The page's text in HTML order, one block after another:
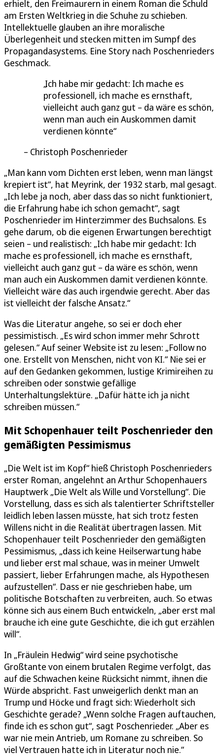
erhielt, den Freimaurern in einem Roman die Schuld
am Ersten Weltkrieg in die Schuhe zu schieben.
Intellektuelle glauben an ihre moralische
Überlegenheit und stecken mitten im Sumpf des
Propagandasystems. Eine Story nach Poschenrieders
Geschmack.
Ich habe mir gedacht: Ich mache es
professionell, ich mache es ernsthaft,
vielleicht auch ganz gut – da wäre es schön,
wenn man auch ein Auskommen damit
verdienen könnte
Christoph Poschenrieder
„Man kann vom Dichten erst leben, wenn man längst
krepiert ist“, hat Meyrink, der 1932 starb, mal gesagt.
„Ich lebe ja noch, aber dass das so nicht funktioniert,
die Erfahrung habe ich schon gemacht“, sagt
Poschenrieder im Hinterzimmer des Buchsalons. Es
gehe darum, ob die eigenen Erwartungen berechtigt
seien – und realistisch: „Ich habe mir gedacht: Ich
mache es professionell, ich mache es ernsthaft,
vielleicht auch ganz gut – da wäre es schön, wenn
man auch ein Auskommen damit verdienen könnte.
Vielleicht wäre das auch irgendwie gerecht. Aber das
ist vielleicht der falsche Ansatz.“
Was die Literatur angehe, so sei er doch eher
pessimistisch. „Es wird schon immer mehr Schrott
gelesen.“ Auf seiner Website ist zu lesen: „Follow no
one. Erstellt von Menschen, nicht von KI.“ Nie sei er
auf den Gedanken gekommen, lustige Krimireihen zu
schreiben oder sonstwie gefällige
Unterhaltungslektüre. „Dafür hätte ich ja nicht
schreiben müssen.“
Mit Schopenhauer teilt Poschenrieder den
gemäßigten Pessimismus
„Die Welt ist im Kopf“ hieß Christoph Poschenrieders
erster Roman, angelehnt an Arthur Schopenhauers
Hauptwerk „Die Welt als Wille und Vorstellung“. Die
Vorstellung, dass es sich als talentierter Schriftsteller
leidlich leben lassen müsste, hat sich trotz festen
Willens nicht in die Realität übertragen lassen. Mit
Schopenhauer teilt Poschenrieder den gemäßigten
Pessimismus, „dass ich keine Heilserwartung habe
und lieber erst mal schaue, was in meiner Umwelt
passiert, lieber Erfahrungen mache, als Hypothesen
aufzustellen“. Dass er nie geschrieben habe, um
politische Botschaften zu verbreiten, auch. So etwas
könne sich aus einem Buch entwickeln, „aber erst mal
brauche ich eine gute Geschichte, die ich gut erzählen
will“.
In „Fräulein Hedwig“ wird seine psychotische
Großtante von einem brutalen Regime verfolgt, das
auf die Schwachen keine Rücksicht nimmt, ihnen die
Würde abspricht. Fast unweigerlich denkt man an
Trump und Höcke und fragt sich: Wiederholt sich
Geschichte gerade? „Wenn solche Fragen auftauchen,
finde ich es schon gut“, sagt Poschenrieder. „Aber es
war nie mein Antrieb, um Romane zu schreiben. So
viel Vertrauen hatte ich in Literatur noch nie.“